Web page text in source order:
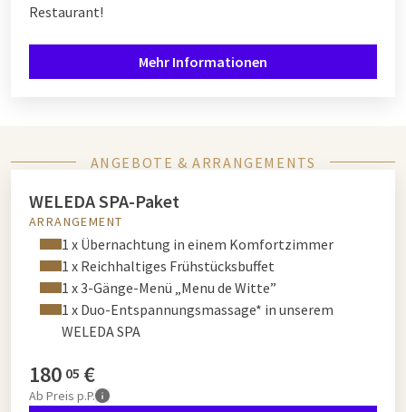
Restaurant!
Mehr Informationen
ANGEBOTE & ARRANGEMENTS
WELEDA SPA-Paket
ARRANGEMENT
1 x Übernachtung in einem Komfortzimmer
1 x Reichhaltiges Frühstücksbuffet
1 x 3-Gänge-Menü „Menu de Witte”
1 x Duo-Entspannungsmassage* in unserem
WELEDA SPA
180 05 €
Ab Preis p.P.